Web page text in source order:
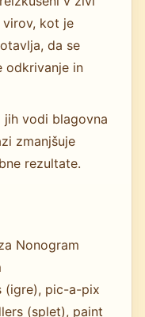
kot je
da se
odkrivanje in
jih vodi blagovna
zmanjšuje
rezultate.
Nonogram
(igre), pic-a-pix
(splet), paint